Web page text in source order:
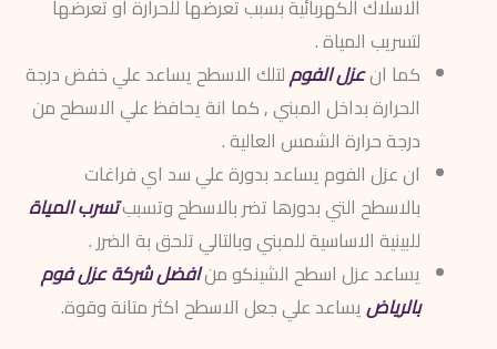
الاسلاك الكهربائية بسبب تعرضها للحرارة او تعرضها
لتسريب المياة .
كما انعزل الفوملتلك الاسطح يساعد علي خفض درجة
الحرارة بداخل المبني , كما انة يحافظ علي الاسطح من
درجة حرارة الشمس العالية .
ان عزل الفوم يساعد بدورة علي سد اي فراغات
بالاسطح التي بدورها تضر بالاسطح وتسببتسرب المياة
للبينية الاساسية للمبني وبالتالي تلحق بة الضرر .
يساعد عزل اسطح الشينكو منافضل شركة عزل فوم
بالرياضيساعد علي جعل الاسطح اكثر متانة وقوة.